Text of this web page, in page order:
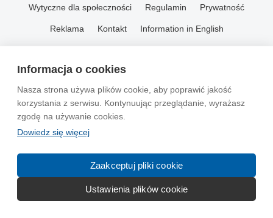
Informacja o cookies
Nasza strona używa plików cookie, aby poprawić jakość
korzystania z serwisu. Kontynuując przeglądanie, wyrażasz
zgodę na używanie cookies.
Dowiedz się więcej
Zaakceptuj pliki cookie
Ustawienia plików cookie
Wytyczne dla społeczności Regulamin Prywatność
Reklama Kontakt Information in English